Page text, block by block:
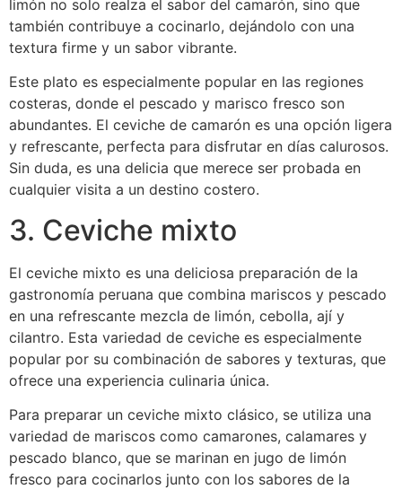
limón no solo realza el sabor del camarón, sino que
también contribuye a cocinarlo, dejándolo con una
textura firme y un sabor vibrante.
Este plato es especialmente popular en las regiones
costeras, donde el pescado y marisco fresco son
abundantes. El ceviche de camarón es una opción ligera
y refrescante, perfecta para disfrutar en días calurosos.
Sin duda, es una delicia que merece ser probada en
cualquier visita a un destino costero.
3. Ceviche mixto
El ceviche mixto es una deliciosa preparación de la
gastronomía peruana que combina mariscos y pescado
en una refrescante mezcla de limón, cebolla, ají y
cilantro. Esta variedad de ceviche es especialmente
popular por su combinación de sabores y texturas, que
ofrece una experiencia culinaria única.
Para preparar un ceviche mixto clásico, se utiliza una
variedad de mariscos como camarones, calamares y
pescado blanco, que se marinan en jugo de limón
fresco para cocinarlos junto con los sabores de la